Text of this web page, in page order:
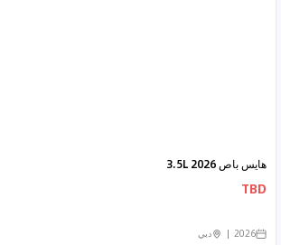
هايس باص 2026 3.5L
TBD
2026 دبي